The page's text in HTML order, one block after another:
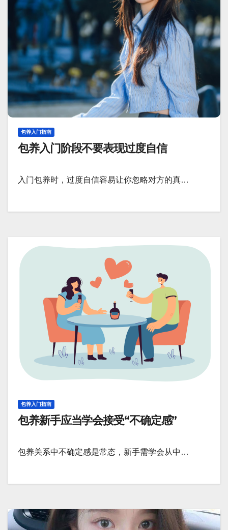
包养入门指南
包养入门阶段不要表现过度自信
入门包养时，过度自信容易让你忽略对方的真…
包养入门指南
包养新手应当学会接受“不确定感”
包养关系中不确定感是常态，新手需学会从中…